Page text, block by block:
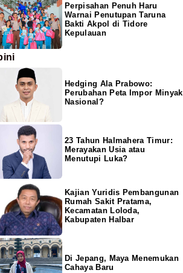
Perpisahan Penuh Haru
Warnai Penutupan Taruna
Bakti Akpol di Tidore
Kepulauan
Hedging Ala Prabowo:
Perubahan Peta Impor Minyak
Nasional?
23 Tahun Halmahera Timur:
Merayakan Usia atau
Menutupi Luka?
Kajian Yuridis Pembangunan
Rumah Sakit Pratama,
Kecamatan Loloda,
Kabupaten Halbar
Di Jepang, Maya Menemukan
Cahaya Baru